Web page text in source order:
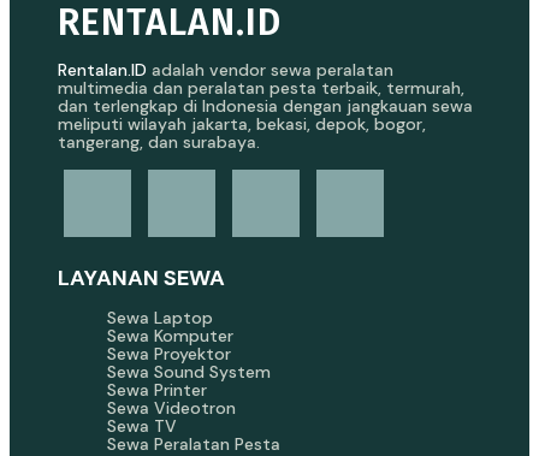
RENTALAN.ID
Rentalan.ID adalah vendor sewa peralatan
multimedia dan peralatan pesta terbaik, termurah,
dan terlengkap di Indonesia dengan jangkauan sewa
meliputi wilayah jakarta, bekasi, depok, bogor,
tangerang, dan surabaya.
LAYANAN SEWA
Sewa Laptop
Sewa Komputer
Sewa Proyektor
Sewa Sound System
Sewa Printer
Sewa Videotron
Sewa TV
Sewa Peralatan Pesta